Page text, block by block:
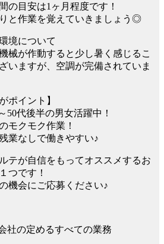
の目安は1ヶ月程度です！
と作業を覚えていきましょう◎
境について
械が作動すると少し暑く感じるこ
いますが、空調が完備されていま
ポイント】
50代後半の男女活躍中！
モクモク作業！
業なしで働きやすい♪
テが自信をもってオススメするお
つです！
機会にご応募ください♪
社の定めるすべての業務